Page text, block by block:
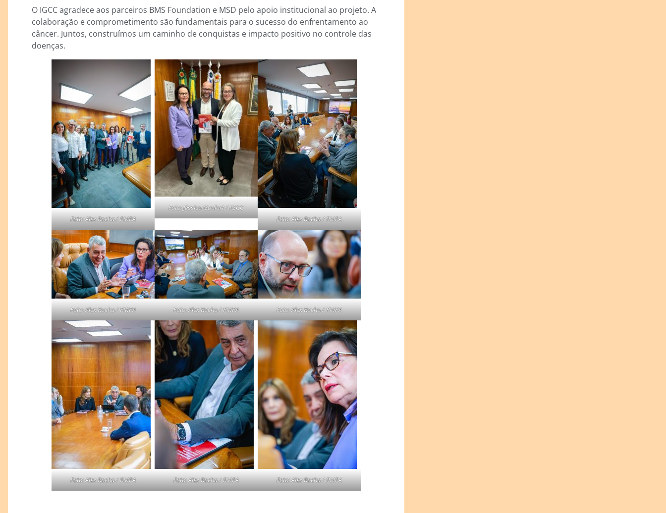
O IGCC agradece aos parceiros BMS Foundation e MSD pelo apoio institucional ao projeto. A
colaboração e comprometimento são fundamentais para o sucesso do enfrentamento ao
câncer. Juntos, construímos um caminho de conquistas e impacto positivo no controle das
doenças.
Foto: Alex Rocha / PMPA
Foto: Jéssica Goulart / IGCC
Foto: Alex Rocha / PMPA
Foto: Alex Rocha / PMPA Foto: Alex Rocha / PMPA Foto: Alex Rocha / PMPA
Foto: Alex Rocha / PMPA Foto: Alex Rocha / PMPA Foto: Alex Rocha / PMPA